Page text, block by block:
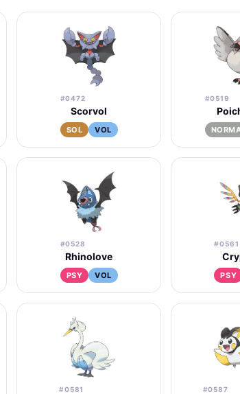
#0472
Scorvol
SOL VOL
#0519
#0528
Rhinolove
PSY VOL
#0561
PSY
#0581 #0587